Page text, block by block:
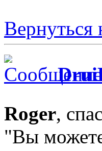
Вернуться
Roger,
"Вы